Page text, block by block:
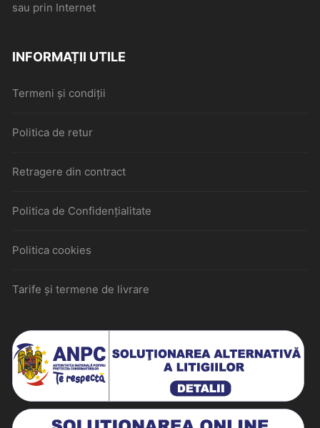
sau prin Internet
INFORMAȚII UTILE
Termeni și condiții
Politica de retur
Retragere din contract
Politica de Confidențialitate
Politica cookies
Tarife și termene de livrare